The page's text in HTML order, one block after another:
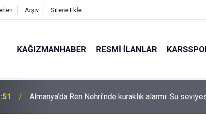
Arşiv Sitene Ekle
KAĞIZMANHABER RESMI İLANLAR
Cumhurbaşkanı Erdoğan, yarın Suudi Arabistan’a